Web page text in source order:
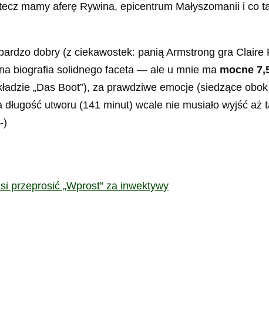
mamy aferę Rywina, epicentrum Małyszomanii i co
dobry (z ciekawostek: panią Armstrong gra Claire
biografia solidnego faceta — ale u mnie ma mocne
„Das Boot”), za prawdziwe emocje (siedzące
utworu (141 minut) wcale nie musiało wyjść aż
)
przeprosić „Wprost” za inwektywy